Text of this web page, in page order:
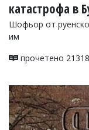
катастрофа в
Шофьор от
им
прочетено